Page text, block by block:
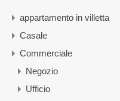
appartamento in villetta
Casale
Commerciale
Negozio
Ufficio